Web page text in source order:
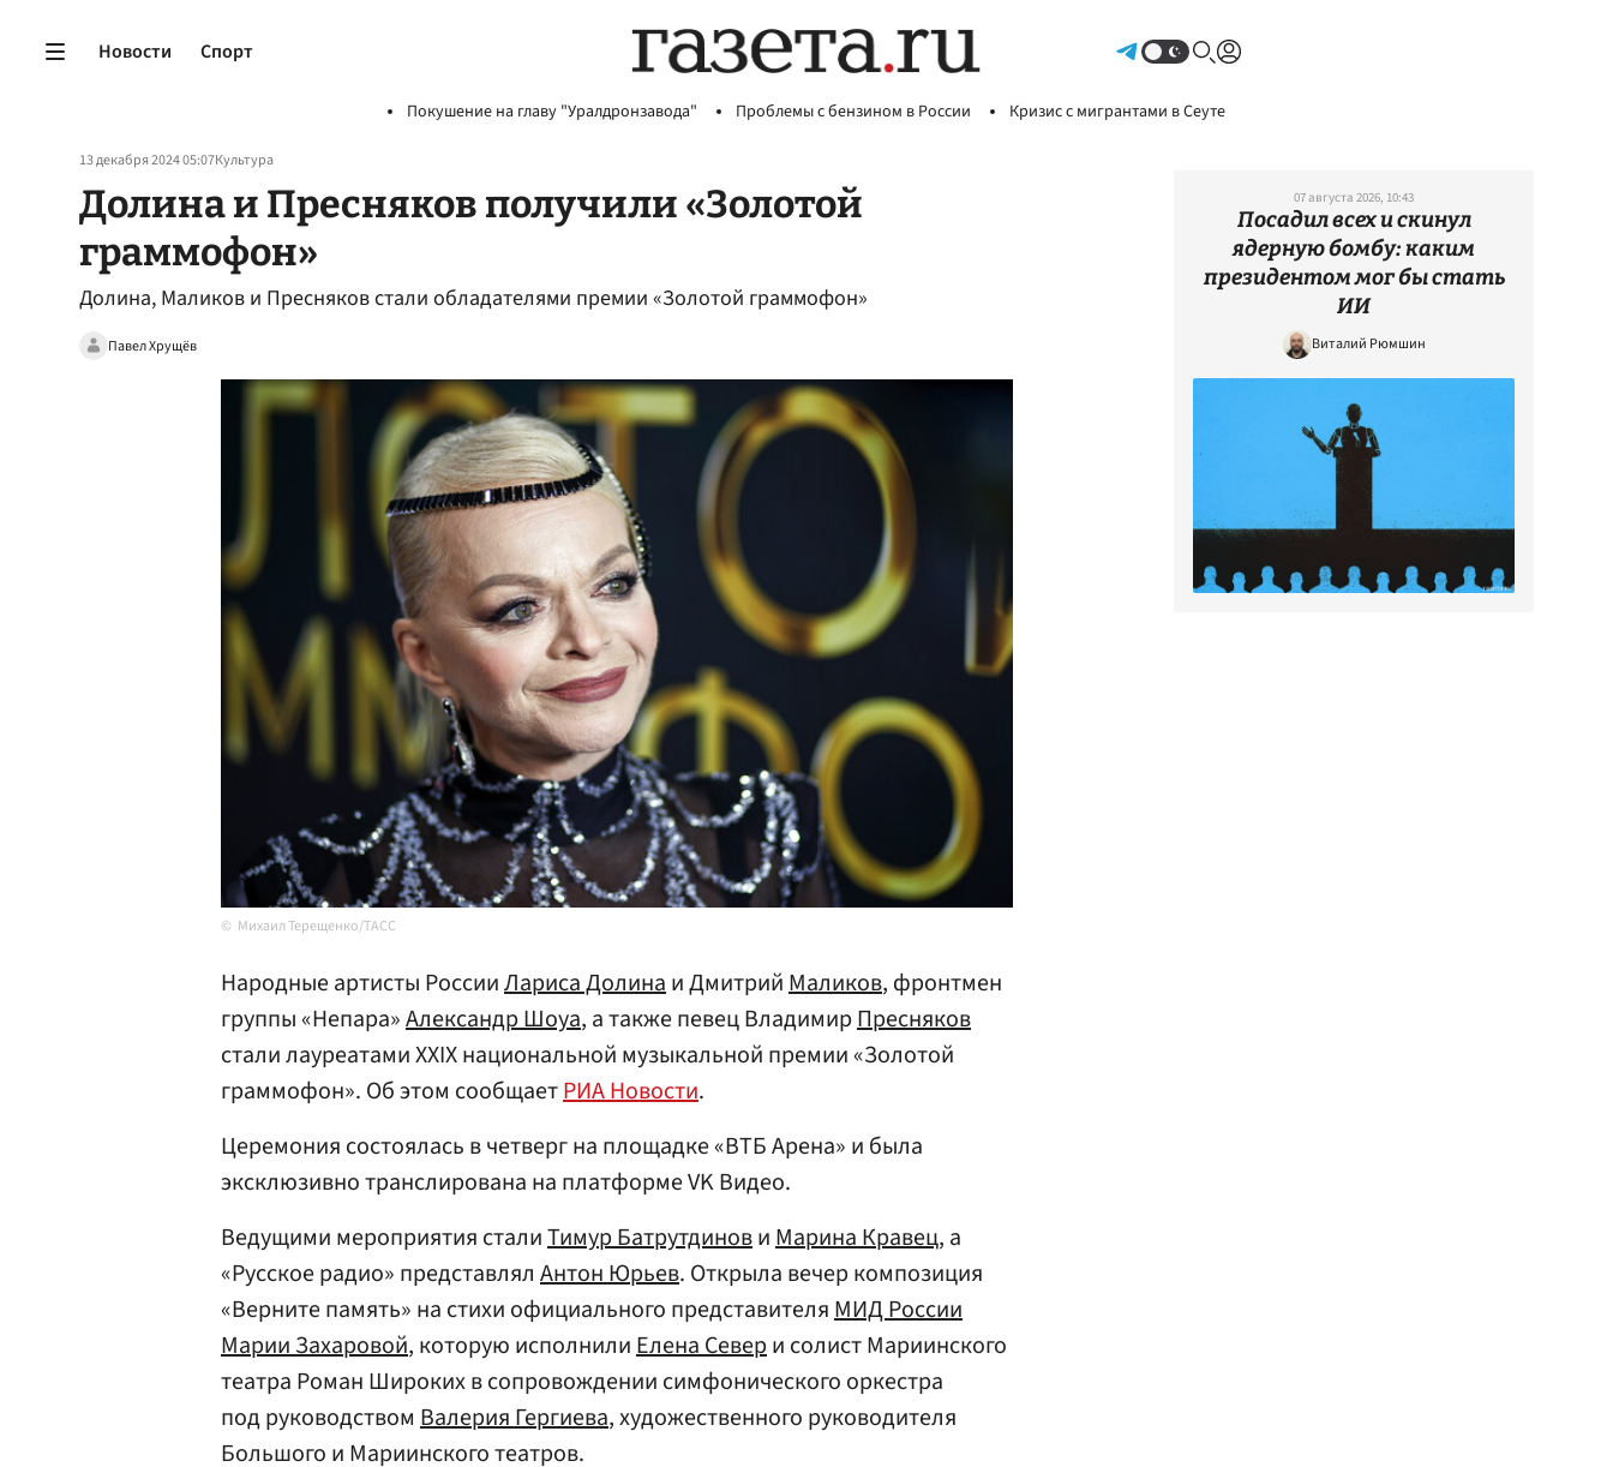
Новости Спорт
Покушение на главу "Уралдронзавода" Проблемы с бензином в России Кризис с мигрантами в Сеуте
13 декабря 2024 05:07Культура
Долина и Пресняков получили «Золотой
граммофон»
Долина, Маликов и Пресняков стали обладателями премии «Золотой граммофон»
Павел Хрущёв
Михаил Терещенко/ТАСС
Народные артисты РоссииЛариса Долинаи ДмитрийМаликов, фронтмен
группы «Непара»Александр Шоуа, а также певец ВладимирПресняков
стали лауреатами XXIX национальной музыкальной премии «Золотой
граммофон». Об этом сообщаетРИА Новости.
Церемония состоялась в четверг на площадке «ВТБ Арена» и была
эксклюзивно транслирована на платформе VK Видео.
Ведущими мероприятия сталиТимур БатрутдиновиМарина Кравец, а
«Русское радио» представлял Антон Юрьев. Открыла вечер композиция
«Верните память» на стихи официального представителяМИД России
Марии Захаровой, которую исполнилиЕлена Севери солист Мариинского
театра Роман Широких в сопровождении симфонического оркестра
под руководством Валерия Гергиева, художественного руководителя
Большого и Мариинского театров.
07 августа 2026, 10:43
Посадил всех и скинул
ядерную бомбу: каким
президентом мог бы стать
ИИ
Виталий Рюмшин